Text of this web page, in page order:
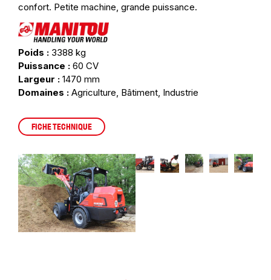
confort. Petite machine, grande puissance.
Poids : 3388 kg
Puissance : 60 CV
Largeur : 1470 mm
Domaines : Agriculture, Bâtiment, Industrie
FICHE TECHNIQUE